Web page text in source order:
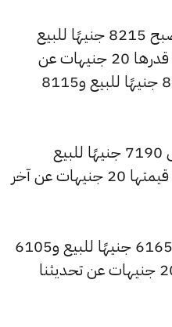
شهد سعر عيار 24 ارتفاعًا ليصبح 8215 جنيهًا للبيع
و8135 جنيهًا للشراء، بزيادة قدرها 20 جنيهات عن
السعر السابق الذي بلغ 8230 جنيهًا للبيع و8115
وارتفع سعر عيار 21 ليصل إلى 7190 جنيهًا للبيع
و7120 جنيهًا للشراء، بزيادة قيمتها 20 جنيهات عن آخر
وارتفع سعر عيار 18 ليسجل 6165 جنيهًا للبيع و6105
جنيهًا للشراء، بزيادة قدرها 20 جنيهات عن تحديثنا